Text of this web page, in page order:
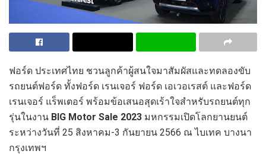
ฟอร์ด ประเทศไทย ชวนลูกค้าผู้สนใจมาสัมผัสและทดลองขับ
รถยนต์ฟอร์ด ทั้งฟอร์ด เรนเจอร์ ฟอร์ด เอเวอเรสต์ และฟอร์ด
เรนเจอร์ แร็พเตอร์ พร้อมข้อเสนอสุดเร้าใจสำหรับรถยนต์ทุก
รุ่นในงาน BIG Motor Sale 2023 มหกรรมเปิดโลกยานยนต์
ระหว่างวันที่ 25 สิงหาคม-3 กันยายน 2566 ณ ไบเทค บางนา
กรุงเทพฯ